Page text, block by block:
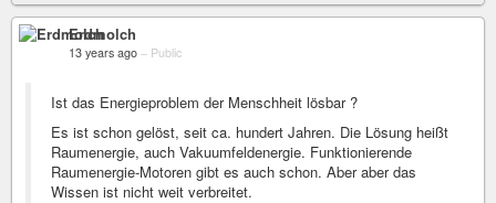
Erdmolch
13 years ago – Public
Ist das Energieproblem der Menschheit lösbar ?
Es ist schon gelöst, seit ca. hundert Jahren. Die Lösung heißt
Raumenergie, auch Vakuumfeldenergie. Funktionierende
Raumenergie-Motoren gibt es auch schon. Aber aber das
Wissen ist nicht weit verbreitet.